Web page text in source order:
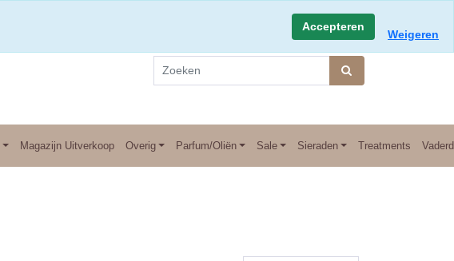
Magazijn Uitverkoop Overig Parfum/Oliën Sale Sieraden Treatments
Accepteren
Weigeren